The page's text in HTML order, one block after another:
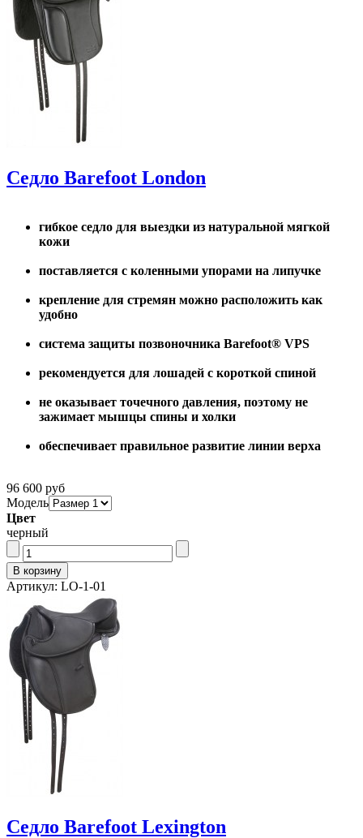
Седло Barefoot London
гибкое седло для выездки из натуральной мягкой
кожи
поставляется с коленными упорами на липучке
крепление для стремян можно расположить как
удобно
система защиты позвоночника Barefoot® VPS
рекомендуется для лошадей с короткой спиной
не оказывает точечного давления, поэтому не
зажимает мышцы спины и холки
обеспечивает правильное развитие линии верха
96 600 руб
Модель
Цвет
черный
Артикул: LO-1-01
Седло Barefoot Lexington